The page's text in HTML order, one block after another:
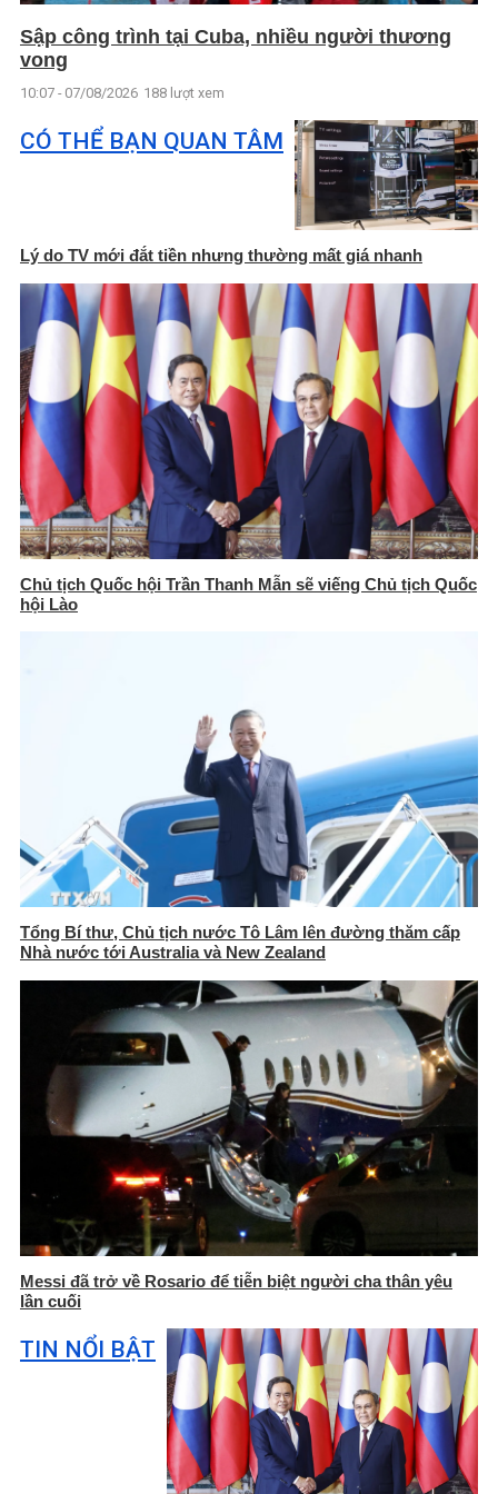
Sập công trình tại Cuba, nhiều người thương
vong
10:07 - 07/08/2026 188 lượt xem
CÓ THỂ BẠN QUAN TÂM
Lý do TV mới đắt tiền nhưng thường mất giá nhanh
Chủ tịch Quốc hội Trần Thanh Mẫn sẽ viếng Chủ tịch Quốc
hội Lào
Tổng Bí thư, Chủ tịch nước Tô Lâm lên đường thăm cấp
Nhà nước tới Australia và New Zealand
Messi đã trở về Rosario để tiễn biệt người cha thân yêu
lần cuối
TIN NỔI BẬT